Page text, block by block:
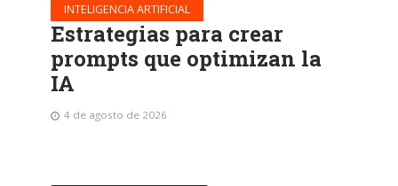
INTELIGENCIA ARTIFICIAL
Estrategias para crear
prompts que optimizan la
IA
4 de agosto de 2026